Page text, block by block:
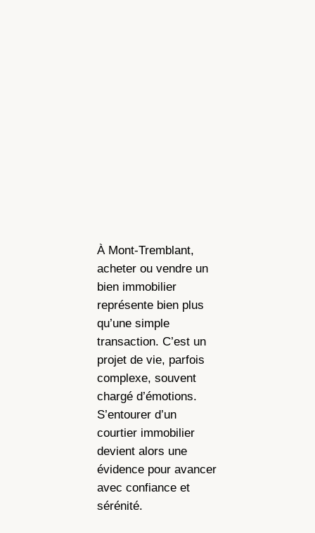
À Mont-Tremblant,
acheter ou vendre un
bien immobilier
représente bien plus
qu’une simple
transaction. C’est un
projet de vie, parfois
complexe, souvent
chargé d’émotions.
S’entourer d’un
courtier immobilier
devient alors une
évidence pour avancer
avec confiance et
sérénité.